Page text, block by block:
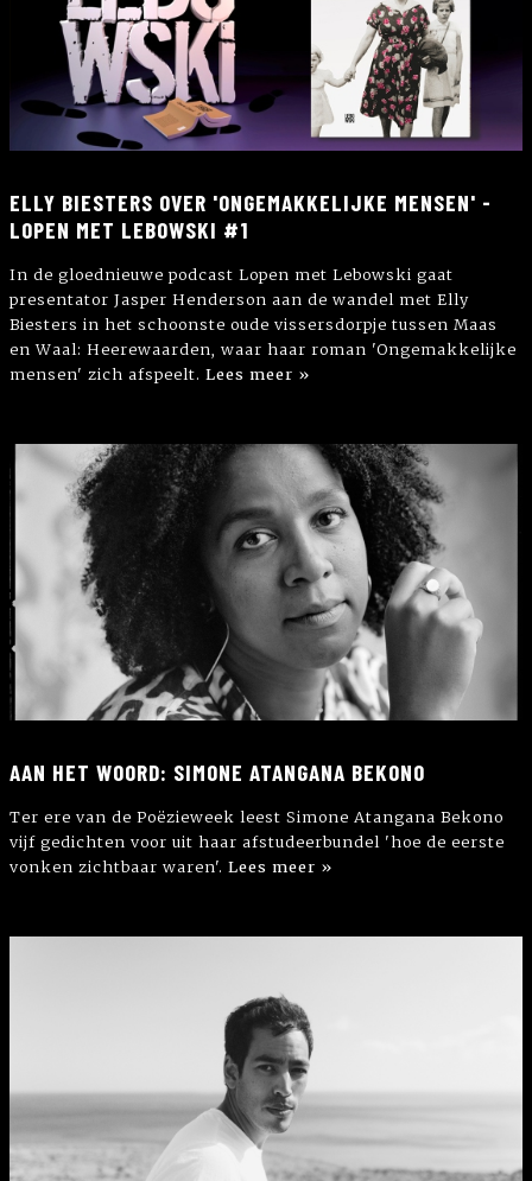
ELLY BIESTERS OVER 'ONGEMAKKELIJKE MENSEN' -
LOPEN MET LEBOWSKI #1
In de gloednieuwe podcast Lopen met Lebowski gaat
presentator Jasper Henderson aan de wandel met Elly
Biesters in het schoonste oude vissersdorpje tussen Maas
en Waal: Heerewaarden, waar haar roman 'Ongemakkelijke
mensen' zich afspeelt. Lees meer »
AAN HET WOORD: SIMONE ATANGANA BEKONO
Ter ere van de Poëzieweek leest Simone Atangana Bekono
vijf gedichten voor uit haar afstudeerbundel 'hoe de eerste
vonken zichtbaar waren'. Lees meer »